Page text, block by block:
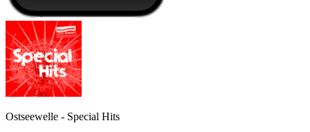
Ostseewelle - Special Hits